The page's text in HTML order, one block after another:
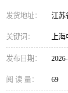
发货地址： 江苏
关键词： 上
发布日期：
阅 读 量： 69